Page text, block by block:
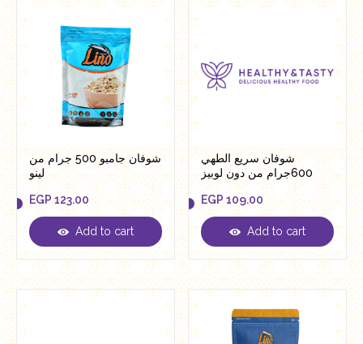
شوفان جامبو 500 جرام من
لينو
EGP 123.00
EGP 123.00
Add to cart
شوفان سريع الطهي
600جرام من دون لوبيز
EGP 109.00
EGP 109.00
Add to cart